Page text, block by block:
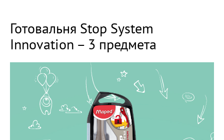
Готовальня Stop System
Innovation – 3 предмета